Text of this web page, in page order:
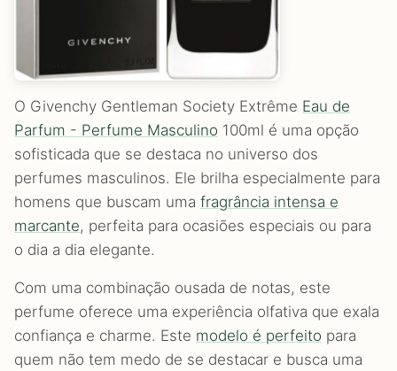
O Givenchy Gentleman Society Extrême Eau de
Parfum - Perfume Masculino 100ml é uma opção
sofisticada que se destaca no universo dos
perfumes masculinos. Ele brilha especialmente para
homens que buscam uma fragrância intensa e
marcante, perfeita para ocasiões especiais ou para
o dia a dia elegante.
Com uma combinação ousada de notas, este
perfume oferece uma experiência olfativa que exala
confiança e charme. Este modelo é perfeito para
quem não tem medo de se destacar e busca uma